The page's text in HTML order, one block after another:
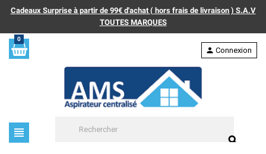
Cadeaux Surprise à partir de 99€ d'achat ( hors frais de livraison ) S.A.V
TOUTES MARQUES
0
view_headline
search
person Connexion